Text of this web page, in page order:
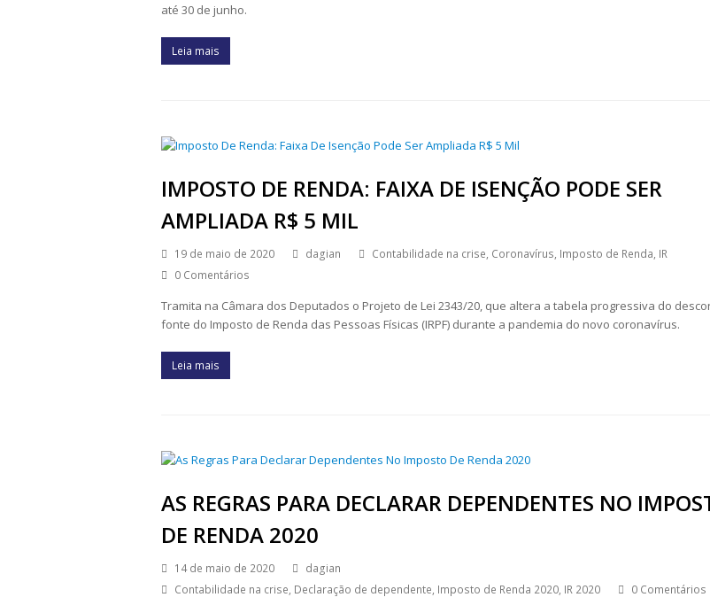
até 30 de junho.
Leia mais
IMPOSTO DE RENDA: FAIXA DE ISENÇÃO PODE SER
AMPLIADA R$ 5 MIL
19 de maio de 2020 dagian Contabilidade na crise, Coronavírus, Imposto de Renda, IR
0 Comentários
Tramita na Câmara dos Deputados o Projeto de Lei 2343/20, que altera a tabela progressiva do
fonte do Imposto de Renda das Pessoas Físicas (IRPF) durante a pandemia do novo coronavírus.
Leia mais
AS REGRAS PARA DECLARAR DEPENDENTES NO
DE RENDA 2020
14 de maio de 2020
dagian
Contabilidade na crise, Declaração de dependente, Imposto de Renda 2020, IR 2020 0 Comentários